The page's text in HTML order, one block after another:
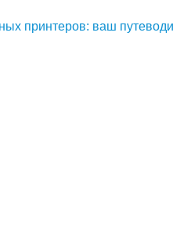
принтеров: ваш